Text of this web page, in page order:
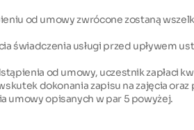
od umowy zwrócone zostaną
świadczenia usługi przed upływem
od umowy, uczestnik zapłaci
dokonania zapisu na zajęcia
umowy opisanych w par 5 powyżej.